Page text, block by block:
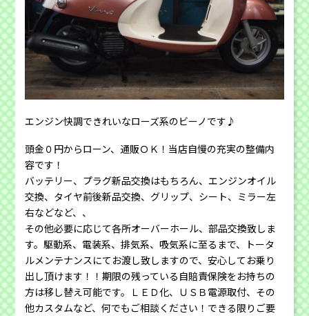
エンジン快調できれいなローズ系のビーノです♪
頭金０円からローン、通販ＯＫ！当店自慢の充実の整備内
容です！
バッテリー、プラグ新品交換はもちろん、エンジンオイル
交換、タイヤ前後新品交換、グリップ、シート、ミラー左
右などなど、、
その他必要に応じて各所オーバーホール、部品交換致しま
す。駆動系、電装系、排気系、吸気系に至るまで、トータ
ルメンテナンスにてお渡し致しますので、安心してお乗り
出し頂けます！！期限の残っている自賠責保険をお持ちの
方は移し替え可能です。ＬＥＤ化、ＵＳＢ電源取付、その
他カスタムなど、何でもご相談ください！できる限りご要